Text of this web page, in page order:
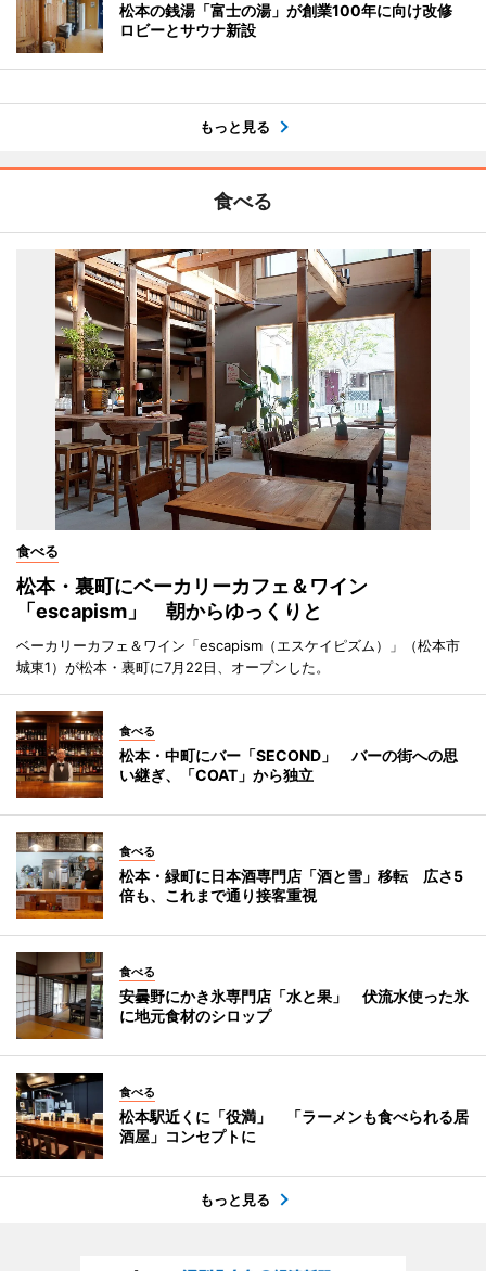
松本の銭湯「富士の湯」が創業100年に向け改修
ロビーとサウナ新設
もっと見る
食べる
食べる
松本・裏町にベーカリーカフェ＆ワイン
「escapism」 朝からゆっくりと
ベーカリーカフェ＆ワイン「escapism（エスケイピズム）」（松本市
城東1）が松本・裏町に7月22日、オープンした。
食べる
松本・中町にバー「SECOND」 バーの街への思
い継ぎ、「COAT」から独立
食べる
松本・緑町に日本酒専門店「酒と雪」移転 広さ5
倍も、これまで通り接客重視
食べる
安曇野にかき氷専門店「水と果」 伏流水使った氷
に地元食材のシロップ
食べる
松本駅近くに「役満」 「ラーメンも食べられる居
酒屋」コンセプトに
もっと見る